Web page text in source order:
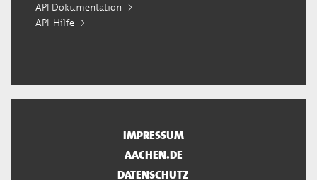
API Dokumentation
API-Hilfe
IMPRESSUM
AACHEN.DE
DATENSCHUTZ